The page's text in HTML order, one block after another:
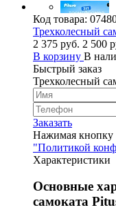
Код товара:
Трехколесный
2 375 руб. 2 500
В корзину В
Быстрый заказ
Трехколесный
Заказать
Нажимая кнопку
"Политикой
Характеристики
Основные
самоката